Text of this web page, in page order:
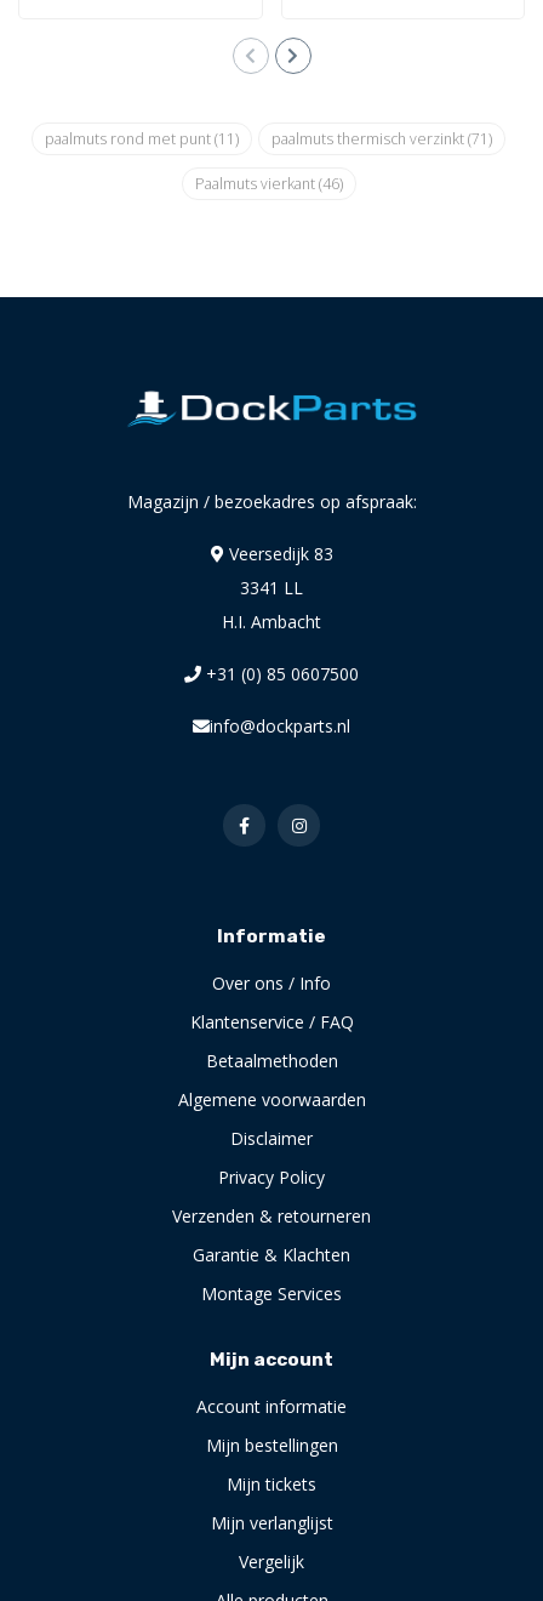
paalmuts rond met punt(11) paalmuts thermisch verzinkt(71)
Paalmuts vierkant(46)
Magazijn / bezoekadres op afspraak:
Veersedijk 83
3341 LL
H.I. Ambacht
+31 (0) 85 0607500
info@dockparts.nl
Informatie
Over ons / Info
Klantenservice / FAQ
Betaalmethoden
Algemene voorwaarden
Disclaimer
Privacy Policy
Verzenden & retourneren
Garantie & Klachten
Montage Services
Mijn account
Account informatie
Mijn bestellingen
Mijn tickets
Mijn verlanglijst
Vergelijk